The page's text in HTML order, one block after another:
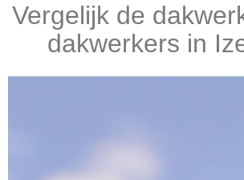
Vergelijk de
dakwerkers in